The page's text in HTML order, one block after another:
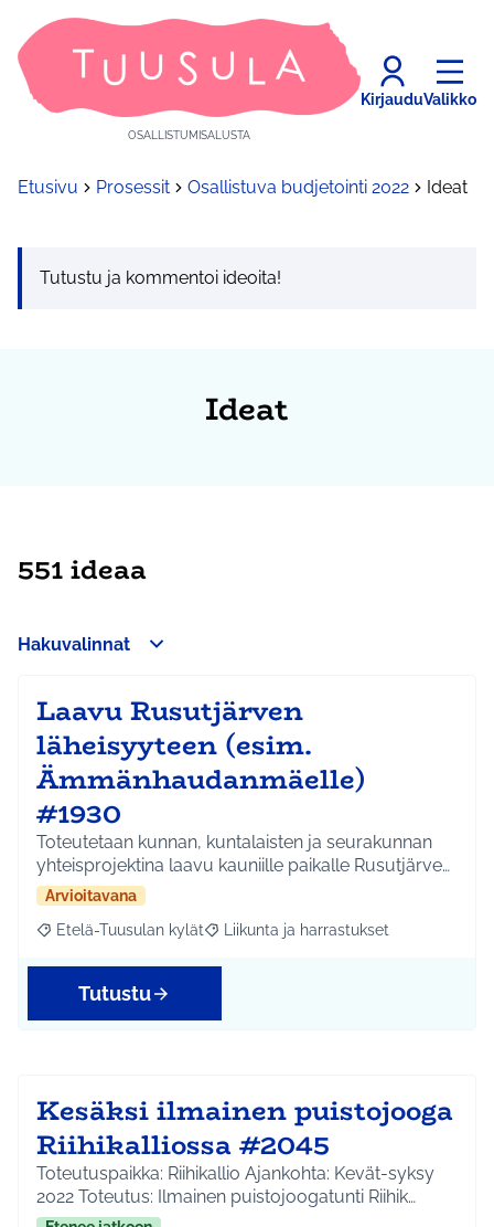
OSALLISTUMISALUSTA
KirjauduValikko
Etusivu Prosessit Osallistuva budjetointi 2022 Ideat
Tutustu ja kommentoi ideoita!
Ideat
551 ideaa
Hakuvalinnat
Laavu Rusutjärven
läheisyyteen (esim.
Ämmänhaudanmäelle)
#1930
Toteutetaan kunnan, kuntalaisten ja seurakunnan
yhteisprojektina laavu kauniille paikalle Rusutjärve…
Arvioitavana
Rajaa tulokset aihepiirin mukaan: Etelä-Tuusulan kylät
Etelä-Tuusulan kylät Rajaa tulokset teeman mukaan:
Liikunta ja harrastukset
Tutustu
Kesäksi ilmainen puistojooga
Riihikalliossa #2045
Toteutuspaikka: Riihikallio Ajankohta: Kevät-syksy
2022 Toteutus: Ilmainen puistojoogatunti Riihik…